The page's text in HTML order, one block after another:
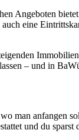
Angeboten
eine
– und in
man
und du